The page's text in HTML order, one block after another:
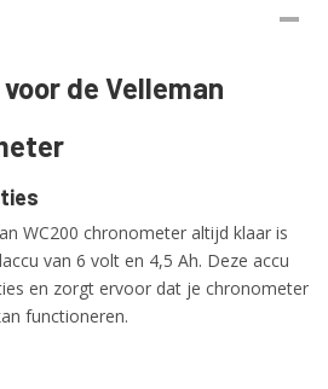
de Velleman
WC200 chronometer altijd klaar is
van 6 volt en 4,5 Ah. Deze accu
en zorgt ervoor dat je chronometer
functioneren.